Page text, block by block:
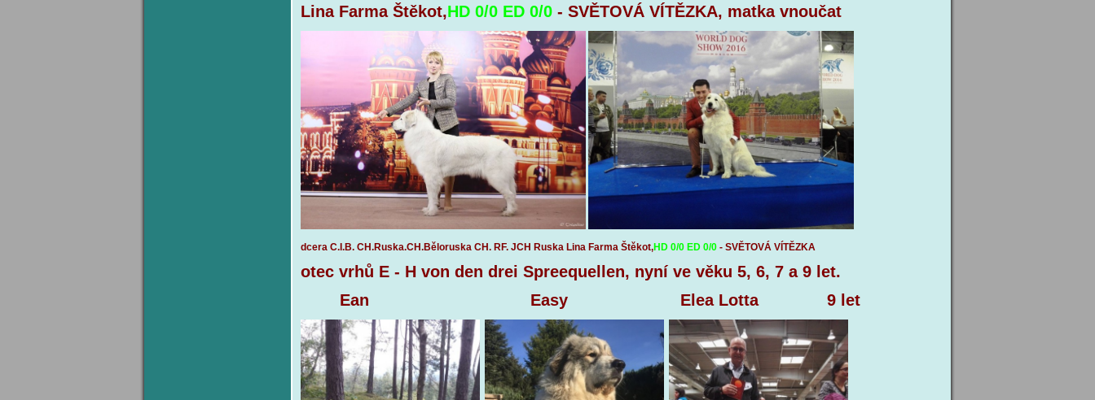
Lina Farma Štěkot,HD 0/0 ED 0/0 - SVĚTOVÁ VÍTĚZKA, matka vnoučat
dcera C.I.B. CH.Ruska.CH.Běloruska CH. RF. JCH Ruska Lina Farma Štěkot,HD 0/0 ED 0/0 - SVĚTOVÁ VÍTĚZKA
otec vrhů E - H von den drei Spreequellen, nyní ve věku 5, 6, 7 a 9 let.
Ean Easy Elea Lotta 9 let